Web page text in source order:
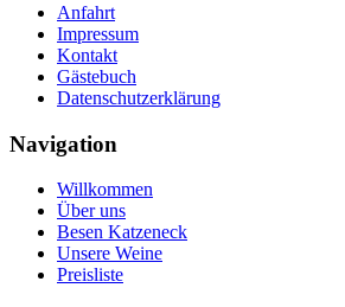
Anfahrt
Impressum
Kontakt
Gästebuch
Datenschutzerklärung
Navigation
Willkommen
Über uns
Besen Katzeneck
Unsere Weine
Preisliste